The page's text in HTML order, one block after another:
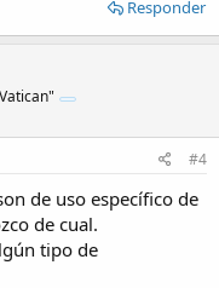
Responder
#4
de uso específico de
de cual.
tipo de